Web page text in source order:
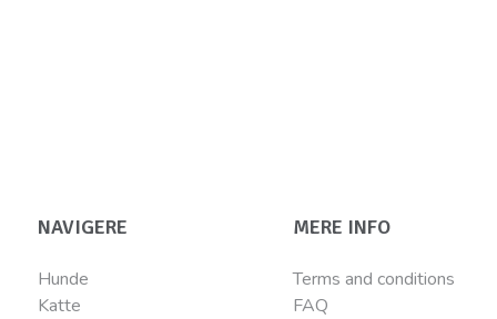
NAVIGERE
Hunde
Katte
MERE INFO
Terms and conditions
FAQ